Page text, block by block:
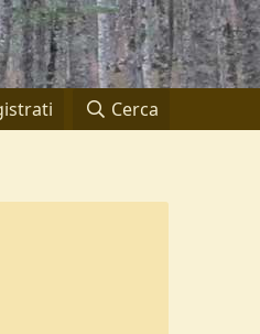
Cerca